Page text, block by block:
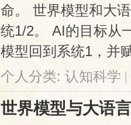
命。 世界模型和大
统1/2。 AI的目标从
模型回到系统1，并
个人分类:认知科学 |
世界模型与大语